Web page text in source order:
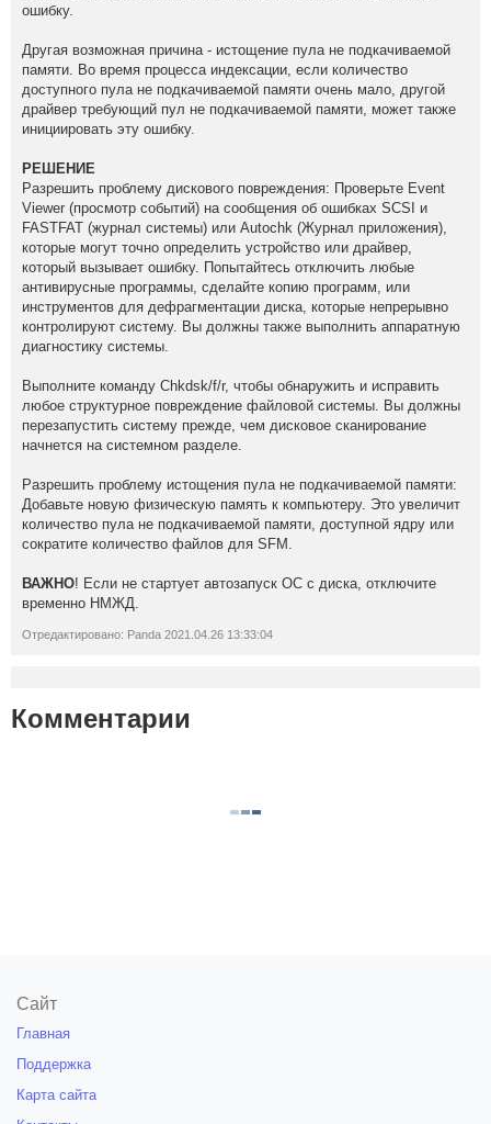
ошибку.
Другая возможная причина - истощение пула не подкачиваемой
памяти. Во время процесса индексации, если количество
доступного пула не подкачиваемой памяти очень мало, другой
драйвер требующий пул не подкачиваемой памяти, может также
инициировать эту ошибку.
РЕШЕНИЕ
Разрешить проблему дискового повреждения: Проверьте Event
Viewer (просмотр событий) на сообщения об ошибках SCSI и
FASTFAT (журнал системы) или Autochk (Журнал приложения),
которые могут точно определить устройство или драйвер,
который вызывает ошибку. Попытайтесь отключить любые
антивирусные программы, сделайте копию программ, или
инструментов для дефрагментации диска, которые непрерывно
контролируют систему. Вы должны также выполнить аппаратную
диагностику системы.
Выполните команду Chkdsk/f/r, чтобы обнаружить и исправить
любое структурное повреждение файловой системы. Вы должны
перезапустить систему прежде, чем дисковое сканирование
начнется на системном разделе.
Разрешить проблему истощения пула не подкачиваемой памяти:
Добавьте новую физическую память к компьютеру. Это увеличит
количество пула не подкачиваемой памяти, доступной ядру или
сократите количество файлов для SFM.
ВАЖНО! Если не стартует автозапуск ОС с диска, отключите
временно НМЖД.
Отредактировано: Panda 2021.04.26 13:33:04
Комментарии
Сайт
Главная
Поддержка
Карта сайта